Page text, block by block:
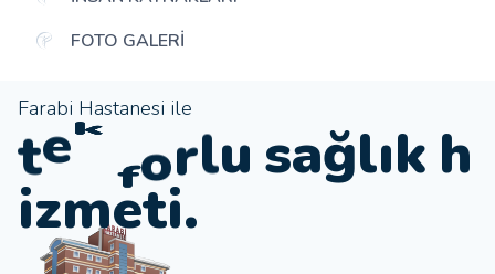
FOTO GALERI
Farabi Hastanesi ile
u sağlık h
izmeti.
teknol